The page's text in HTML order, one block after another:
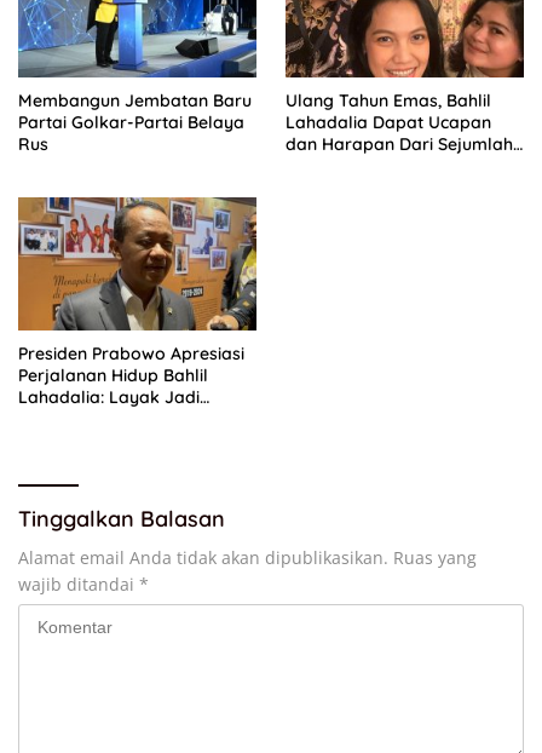
Membangun Jembatan Baru
Partai Golkar-Partai Belaya
Rus
Ulang Tahun Emas, Bahlil
Lahadalia Dapat Ucapan
dan Harapan Dari Sejumlah
Presiden Prabowo Apresiasi
Perjalanan Hidup Bahlil
Lahadalia: Layak Jadi
Tinggalkan Balasan
Alamat email Anda tidak akan dipublikasikan. Ruas yang
wajib ditandai *